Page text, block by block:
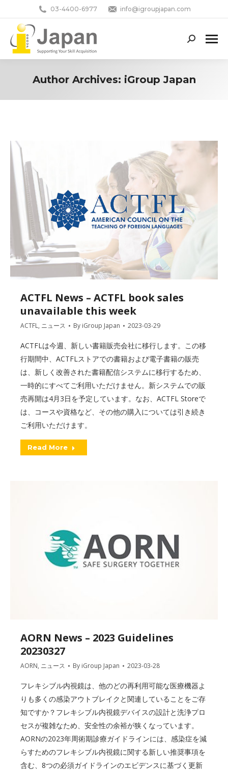
03-4400-6977 info@igroupjapan.com
Search:
Author Archives: iGroup Japan
ACTFL News – ACTFL book sales
unavailable this week
ACTFL, ニュース By iGroup Japan 2023-03-29
ACTFLは今週、新しい書籍販売会社に移行します。この移
行期間中、ACTFLストアでの書籍および電子書籍の販売
は、新しく改善された書籍配信システムに移行するため、
一時的にすべてご利用いただけません。新システムでの販
売再開は4月3日を予定しています。なお、ACTFL Storeで
は、コースや資格など、その他の購入については引き続き
ご利用いただけます。
Read More
AORN News – 2023 Guidelines
20230327
AORN, ニュース By iGroup Japan 2023-03-28
フレキシブル内視鏡は、他のどの再利用可能な医療機器よ
りも多くの感染アウトブレイクと関連していることをご存
知ですか？フレキシブル内視鏡デバイスの設計と洗浄プロ
セスが複雑なため、安全性の余裕が狭くなっています。
AORNの2023年周術期診療ガイドラインには、感染症を減
らすためのフレキシブル内視鏡に関する新しい推奨事項を
含む、8つの必須ガイドラインのエビデンスに基づく更新